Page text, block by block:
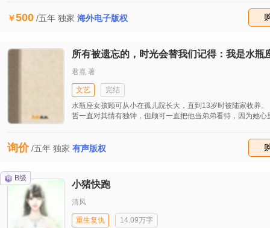
500 /五年 独家 海外电子版权
所有被遗忘的，时光会替我们记得：我是水瓶
君熹 著
文艺
完结
水瓶座女孩顾可从小在孤儿院长大，直到13岁时被陆家收养。
哲一直对其情有独钟，但顾可一直把他当弟弟看待，因为她心
乐天赋极高，高中毕业后去美国读了音乐专业。现在在国内一
司当艺人。他用这一身份在顾可身边一直默默地对她好，可是
为内心的阴谋而与顾可所在珠宝公司董事长的侄女蒋文希发生
顾可悲痛欲绝。 上一代人的恩怨连累到了下一代的幸福，顾
自己身世背后隐藏的真相，最终恶人得到了应有的惩罚。 经
风波，顾可转身才看清真正爱自己的男人是陆哲。可就在婚礼
可翘首企盼，新郎却始终没有出现……
询价 /五年 独家 有声版权
B级
小猪快跑
清风
重生复仇
14.09万字